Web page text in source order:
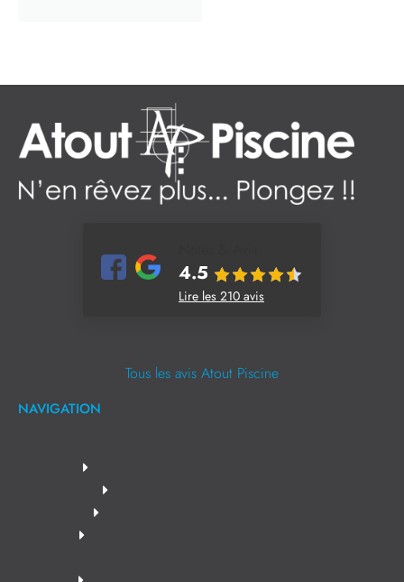
4.5
Lire les 210 avis
Tous les avis Atout Piscine
NAVIGATION